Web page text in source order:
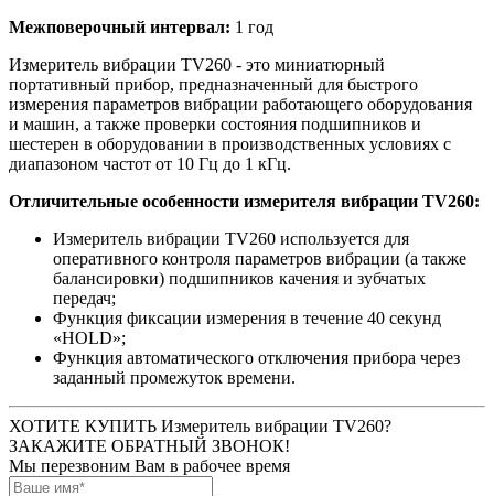
Межповерочный интервал: 1 год
Измеритель вибрации TV260 - это миниатюрный
портативный прибор, предназначенный для быстрого
измерения параметров вибрации работающего оборудования
и машин, а также проверки состояния подшипников и
шестерен в оборудовании в производственных условиях с
диапазоном частот от 10 Гц до 1 кГц.
Отличительные особенности измерителя вибрации TV260:
Измеритель вибрации TV260 используется для
оперативного контроля параметров вибрации (а также
балансировки) подшипников качения и зубчатых
передач;
Функция фиксации измерения в течение 40 секунд
«HOLD»;
Функция автоматического отключения прибора через
заданный промежуток времени.
ХОТИТЕ КУПИТЬ Измеритель вибрации TV260?
ЗАКАЖИТЕ ОБРАТНЫЙ ЗВОНОК!
Мы перезвоним Вам в рабочее время